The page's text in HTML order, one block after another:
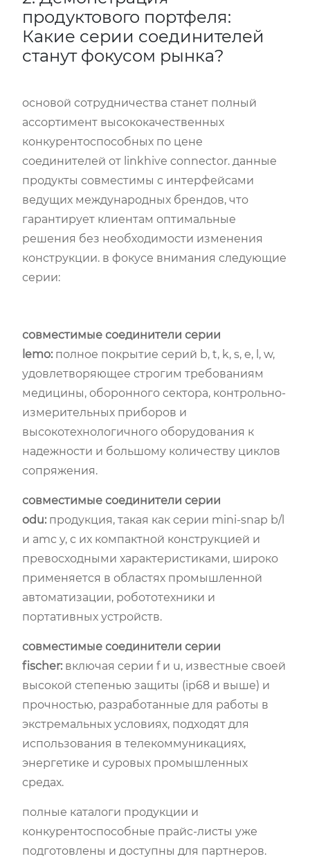
продуктового портфеля:
Какие серии соединителей
станут фокусом рынка?
основой сотрудничества станет полный
ассортимент высококачественных
конкурентоспособных по цене
соединителей от linkhive connector. данные
продукты совместимы с интерфейсами
ведущих международных брендов, что
гарантирует клиентам оптимальные
решения без необходимости изменения
конструкции. в фокусе внимания следующие
серии:
совместимые соединители серии
lemo: полное покрытие серий b, t, k, s, e, l, w,
удовлетворяющее строгим требованиям
медицины, оборонного сектора, контрольно-
измерительных приборов и
высокотехнологичного оборудования к
надежности и большому количеству циклов
сопряжения.
совместимые соединители серии
odu: продукция, такая как серии mini-snap b/l
и amc y, с их компактной конструкцией и
превосходными характеристиками, широко
применяется в областях промышленной
автоматизации, робототехники и
портативных устройств.
совместимые соединители серии
fischer: включая серии f и u, известные своей
высокой степенью защиты (ip68 и выше) и
прочностью, разработанные для работы в
экстремальных условиях, подходят для
использования в телекоммуникациях,
энергетике и суровых промышленных
средах.
полные каталоги продукции и
конкурентоспособные прайс-листы уже
подготовлены и доступны для партнеров.